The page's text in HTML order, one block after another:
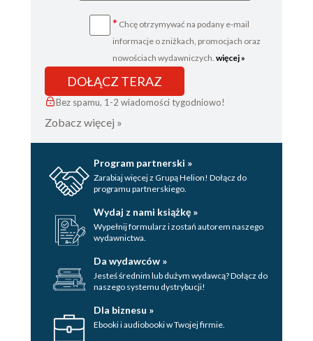
Ian
Ellie
Ian
Ian
Ian
Ian
* Chcę otrzymywać na podany e-mail
informacje o zniżkach, promocjach oraz
nowościach wydawniczych. więcej »
DOŁĄCZ TERAZ
Bez spamu, 1-2 wiadomości tygodniowo!
Zobacz więcej »
Program partnerski »
Zarabiaj więcej z Grupą Helion! Dołącz do
programu partnerskiego.
Wydaj z nami książkę »
Wypełnij formularz i zostań autorem naszego
wydawnictwa.
Da wydawców »
Jesteś średnim lub dużym wydawcą? Dołącz do
naszego systemu dystrybucji!
Dla biznesu »
Ebooki i audiobooki w Twojej firmie.